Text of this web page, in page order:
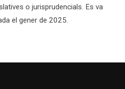
o jurisprudencials. Es va
el gener de 2025.